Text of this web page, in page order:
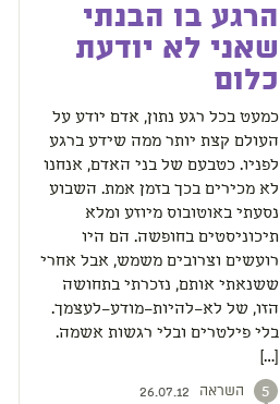
הרגע בו הבנתי
שאני לא יודעת
כלום
כמעט בכל רגע נתון, אדם יודע על
העולם קצת יותר ממה שידע ברגע
לפניו. כטבעם של בני האדם, אנחנו
לא מכירים בכך בזמן אמת. השבוע
נסעתי באוטובוס מיוזע ומלא
תיכוניסטים בחופשה. הם היו
רועשים וצרובים משמש, אבל אחרי
ששנאתי אותם, נזכרתי בתחושה
הזו, של לא–להיות–מודע–לעצמך.
בלי פילטרים ובלי רגשות אשמה.
[…]
5 השראה 26.07.12